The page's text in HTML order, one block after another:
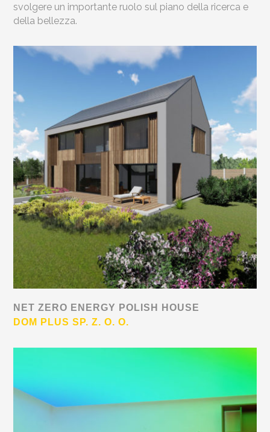
svolgere un importante ruolo sul piano della ricerca e
della bellezza.
NET ZERO ENERGY POLISH HOUSE
DOM PLUS SP. Z. O. O.